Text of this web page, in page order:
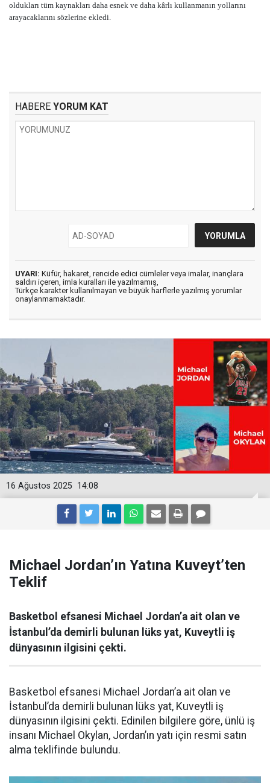
oldukları tüm kaynakları daha esnek ve daha kârlı kullanmanın yollarını
arayacaklarını sözlerine ekledi.
HABERE YORUM KAT
UYARI: Küfür, hakaret, rencide edici cümleler veya imalar, inançlara
saldırı içeren, imla kuralları ile yazılmamış,
Türkçe karakter kullanılmayan ve büyük harflerle yazılmış yorumlar
onaylanmamaktadır.
14:08
16 Ağustos 2025
Michael Jordan’ın Yatına Kuveyt’ten
Teklif
Basketbol efsanesi Michael Jordan’a ait olan ve
İstanbul’da demirli bulunan lüks yat, Kuveytli iş
dünyasının ilgisini çekti.
Basketbol efsanesi Michael Jordan’a ait olan ve
İstanbul’da demirli bulunan lüks yat, Kuveytli iş
dünyasının ilgisini çekti. Edinilen bilgilere göre, ünlü iş
insanı Michael Okylan, Jordan’ın yatı için resmi satın
alma teklifinde bulundu.